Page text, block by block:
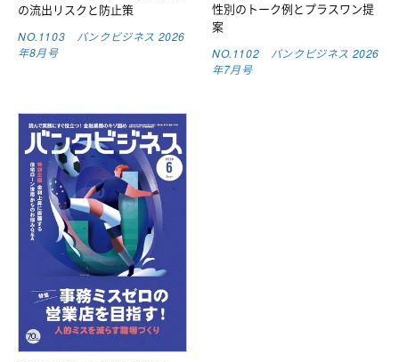
の流出リスクと防止策
NO.1103 バンクビジネス 2026
年8月号
性別のトーク例とプラスワン提
案
NO.1102 バンクビジネス 2026
年7月号